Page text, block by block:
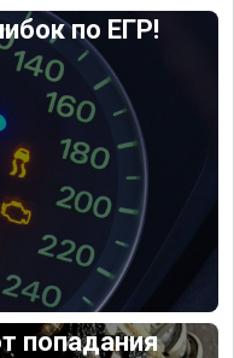
по ЕГР!
попадания